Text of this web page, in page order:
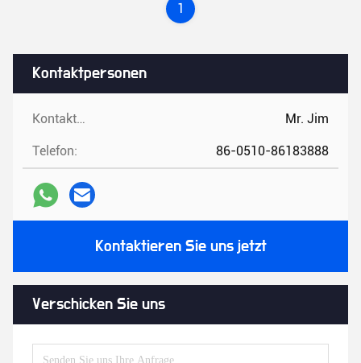
Kontaktpersonen
Kontaktpersonen: Mr. Jim
Telefon: 86-0510-86183888
Kontaktieren Sie uns jetzt
Verschicken Sie uns
1